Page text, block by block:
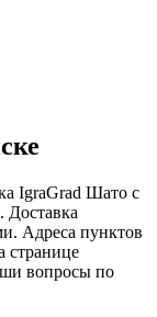
IgraGrad Шато с
Адреса пунктов
странице
вопросы по